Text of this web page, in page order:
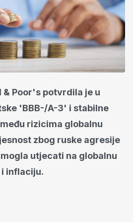
Poor's potvrdila je u
'BBB-/A-3' i stabilne
rizicima globalnu
zbog ruske agresije
utjecati na globalnu
inflaciju.